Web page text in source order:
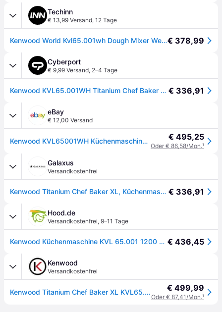
Techinn
€ 13,99 Versand, 12 Tage
Kenwood World Kvl65.001wh Dough Mixer Weiß One Size / EU Plug 220V€ 378,99
Cyberport
€ 9,99 Versand, 2–4 Tage
Kenwood KVL65.001WH Titanium Chef Baker XL Küchenmaschine Weiß € 336,91
eBay
€ 12,00 Versand
Kenwood KVL65001WH Küchenmaschine Planetenrührer 1200 W 7 L 5 Stufen+Pulse € 495,25
Oder € 86,58/Mon.¹
Galaxus
Versandkostenfrei
Kenwood Titanium Chef Baker XL, Küchenmaschine, Weiss € 336,91
Hood.de
Versandkostenfrei, 9–11 Tage
Kenwood Küchenmaschine KVL 65.001 1200 Watt weiß € 436,45
Kenwood
Versandkostenfrei
Kenwood Titanium Chef Baker XL KVL65.001WH - Weiß € 499,99
Oder € 87,41/Mon.¹